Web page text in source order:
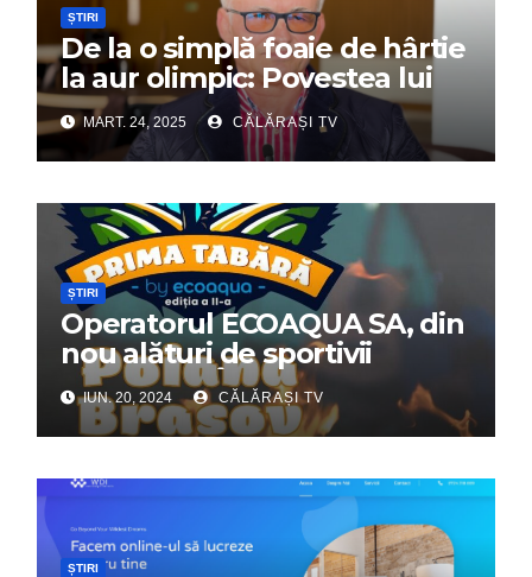
ȘTIRI
De la o simplă foaie de hârtie
la aur olimpic: Povestea lui
Dumitru Chirilă
MART. 24, 2025 CĂLĂRAȘI TV
ȘTIRI
Operatorul ECOAQUA SA, din
nou alături de sportivii
călărășeni. Începe „Prima
Tabără”!
IUN. 20, 2024 CĂLĂRAȘI TV
ȘTIRI